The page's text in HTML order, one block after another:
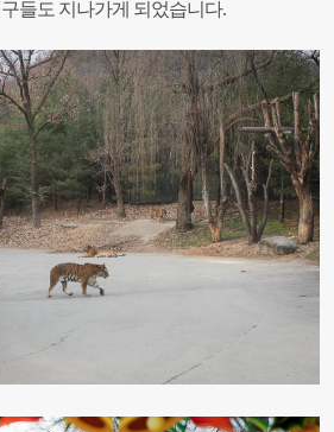
들도 지나가게 되었습니다.